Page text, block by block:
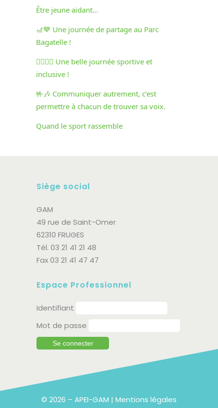
Être jeune aidant…
🎢💙 Une journée de partage au Parc
Bagatelle !
🏃‍♀️🏃‍♂️ Une belle journée sportive et
inclusive !
🤟🎶 Communiquer autrement, c’est
permettre à chacun de trouver sa voix.
Quand le sport rassemble
Siège social
GAM
49 rue de Saint-Omer
62310 FRUGES
Tél. 03 21 41 21 48
Fax 03 21 41 47 47
Espace Professionnel
Identifiant
Mot de passe
© 2026 – APEI-GAM | Mentions légales